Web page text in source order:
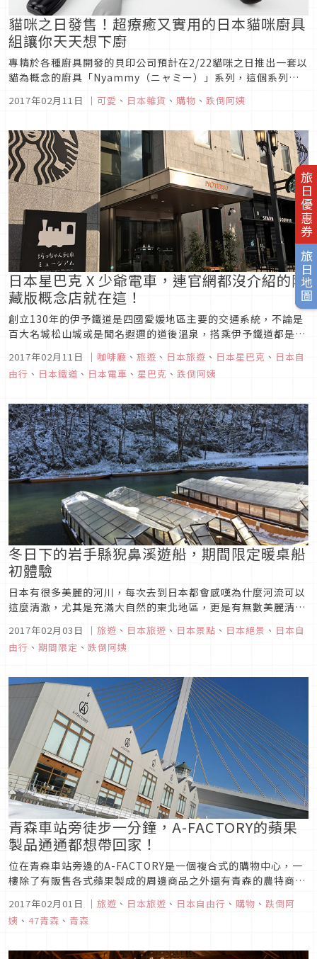
旅日優惠券
旅日地圖
貓咪之日發售！超療癒又實用的日本貓咪廚具
組讓你天天想下廚
專精於各種廚具開發的貝印公司預計在2/22貓咪之日推出一套以
貓為概念的廚具「Nyammy（ニャミー）」系列，這個系列包
器，商品售價位於¥400～¥2,200（不含税），有別於一般造型
2017年02月11日 ｜ 可愛 、 日本雜貨 、 購物 、 跌倒阿姨
日本星巴克 X 少爺電車，連官網都沒介紹的隱
藏版概念店就在這！
創立130年的伊予鐵道是四國愛媛地區主要的交通系統，不論是
百大名城松山城或是聞名遐邇的道後溫泉，搭乘伊予鐵道都是最
2017年02月11日 ｜ 咖啡廳 、 旅遊 、 日本旅遊 、 日本星巴克 、 日本自
由行 、 日本鐵道 、 日本電車 、 星巴克 、 跌倒阿姨
冬日下的岩手縣猊鼻溪遊船，期間限定暖桌船
初體驗
日本有很多美麗的河川，每次去到日本都會感嘆為什麼河流可以
這麼清澈，尤其是充滿大自然的東北地區，更是有無數美麗清流
用走的才能體驗它的美，但是正值下雪的冬天，我們還是選擇輕
鬆一點的行程，來到了猊鼻溪。
2017年02月03日 ｜ 旅遊 、 日本旅遊 、 日本景點 、 日本絕景 、 日本自
由行 、 期間限定 、 跌倒阿姨
青森車站旁徒步一分鐘，A-FACTORY的蘋果
製品通通都想帶回家！
位在青森車站旁邊的A-FACTORY是一個複合式的購物中心，一
樓除了有販售各式蘋果製成的周邊商品之外還有青森的農特商
餐或是喝飲料，當然也可以立刻品嘗在這邊購買的戰利品，好吃
的話可以馬上回購超方便的！如果肚子餓也可以在二樓的餐廳用
2017年02月01日 ｜ 旅遊 、 日本旅遊 、 日本自由行 、 購物 、 跌倒阿
姨 、 47青森 、 青森